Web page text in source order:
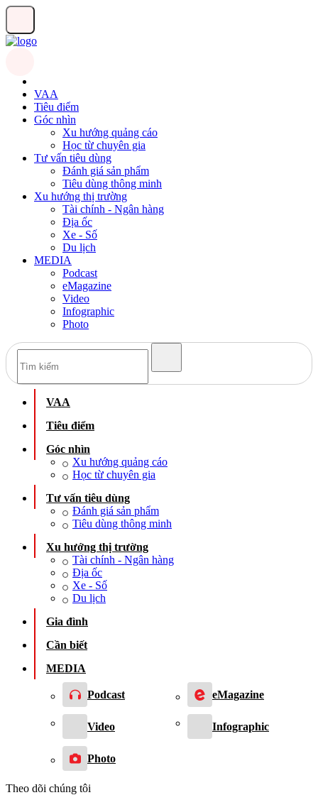
VAA
Tiêu điểm
Góc nhìn
Xu hướng quảng cáo
Học từ chuyên gia
Tư vấn tiêu dùng
Đánh giá sản phẩm
Tiêu dùng thông minh
Xu hướng thị trường
Tài chính - Ngân hàng
Địa ốc
Xe - Số
Du lịch
MEDIA
Podcast
eMagazine
Video
Infographic
Photo
VAA
Tiêu điểm
Góc nhìn
Xu hướng quảng cáo
Học từ chuyên gia
Tư vấn tiêu dùng
Đánh giá sản phẩm
Tiêu dùng thông minh
Xu hướng thị trường
Tài chính - Ngân hàng
Địa ốc
Xe - Số
Du lịch
Gia đình
Cần biết
MEDIA
Podcast eMagazine
Video Infographic
Photo
Theo dõi chúng tôi